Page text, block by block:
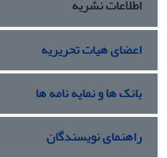
اطلاعات نشریه
اعضای هیات تحریریه
بانک ها و نمایه نامه ها
راهنمای نویسندگان